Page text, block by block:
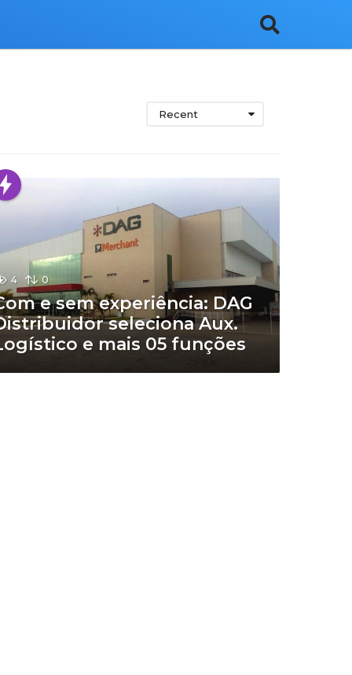
Recent
4 0
e sem experiência: DAG
seleciona Aux.
e mais 05 funções